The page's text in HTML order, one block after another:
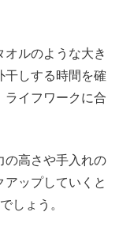
ルのような大き
干しする時間を確
ライフワークに合
の高さや手入れの
アップしていくと
しょう。